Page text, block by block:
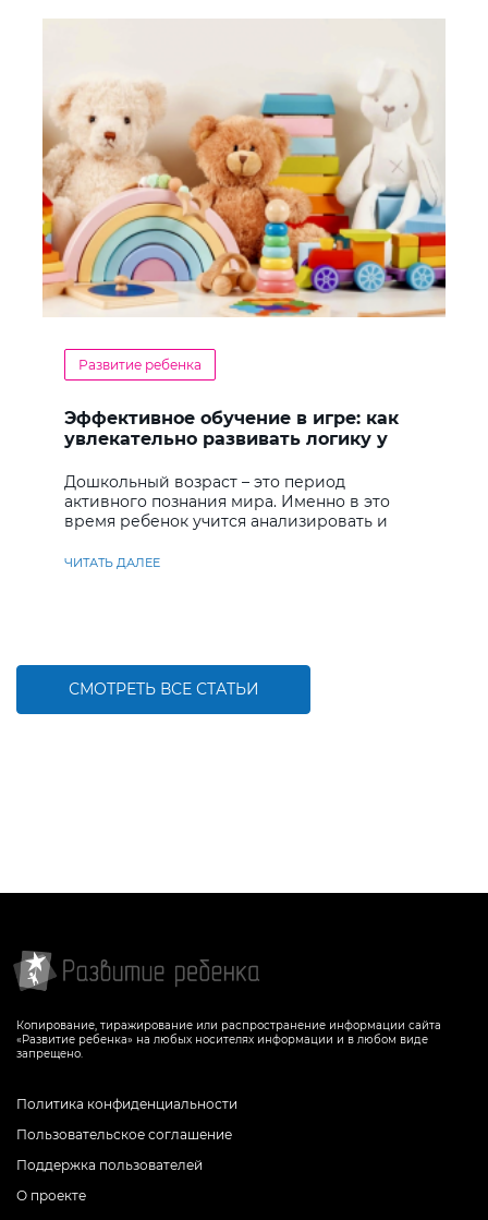
Развитие ребенка
Эффективное обучение в игре: как
увлекательно развивать логику у
Дошкольный возраст – это период
активного познания мира. Именно в это
время ребенок учится анализировать и
ЧИТАТЬ ДАЛЕЕ
СМОТРЕТЬ ВСЕ СТАТЬИ
Копирование, тиражирование или распространение информации сайта
«Развитие ребенка» на любых носителях информации и в любом виде
запрещено.
Политика конфиденциальности
Пользовательское соглашение
Поддержка пользователей
О проекте